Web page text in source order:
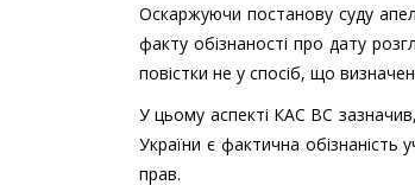
Оскаржуючи постанову суду
факту обізнаності про дату
повістки не у спосіб, що
У цьому аспекті КАС ВС
України є фактична обізнаність
прав.